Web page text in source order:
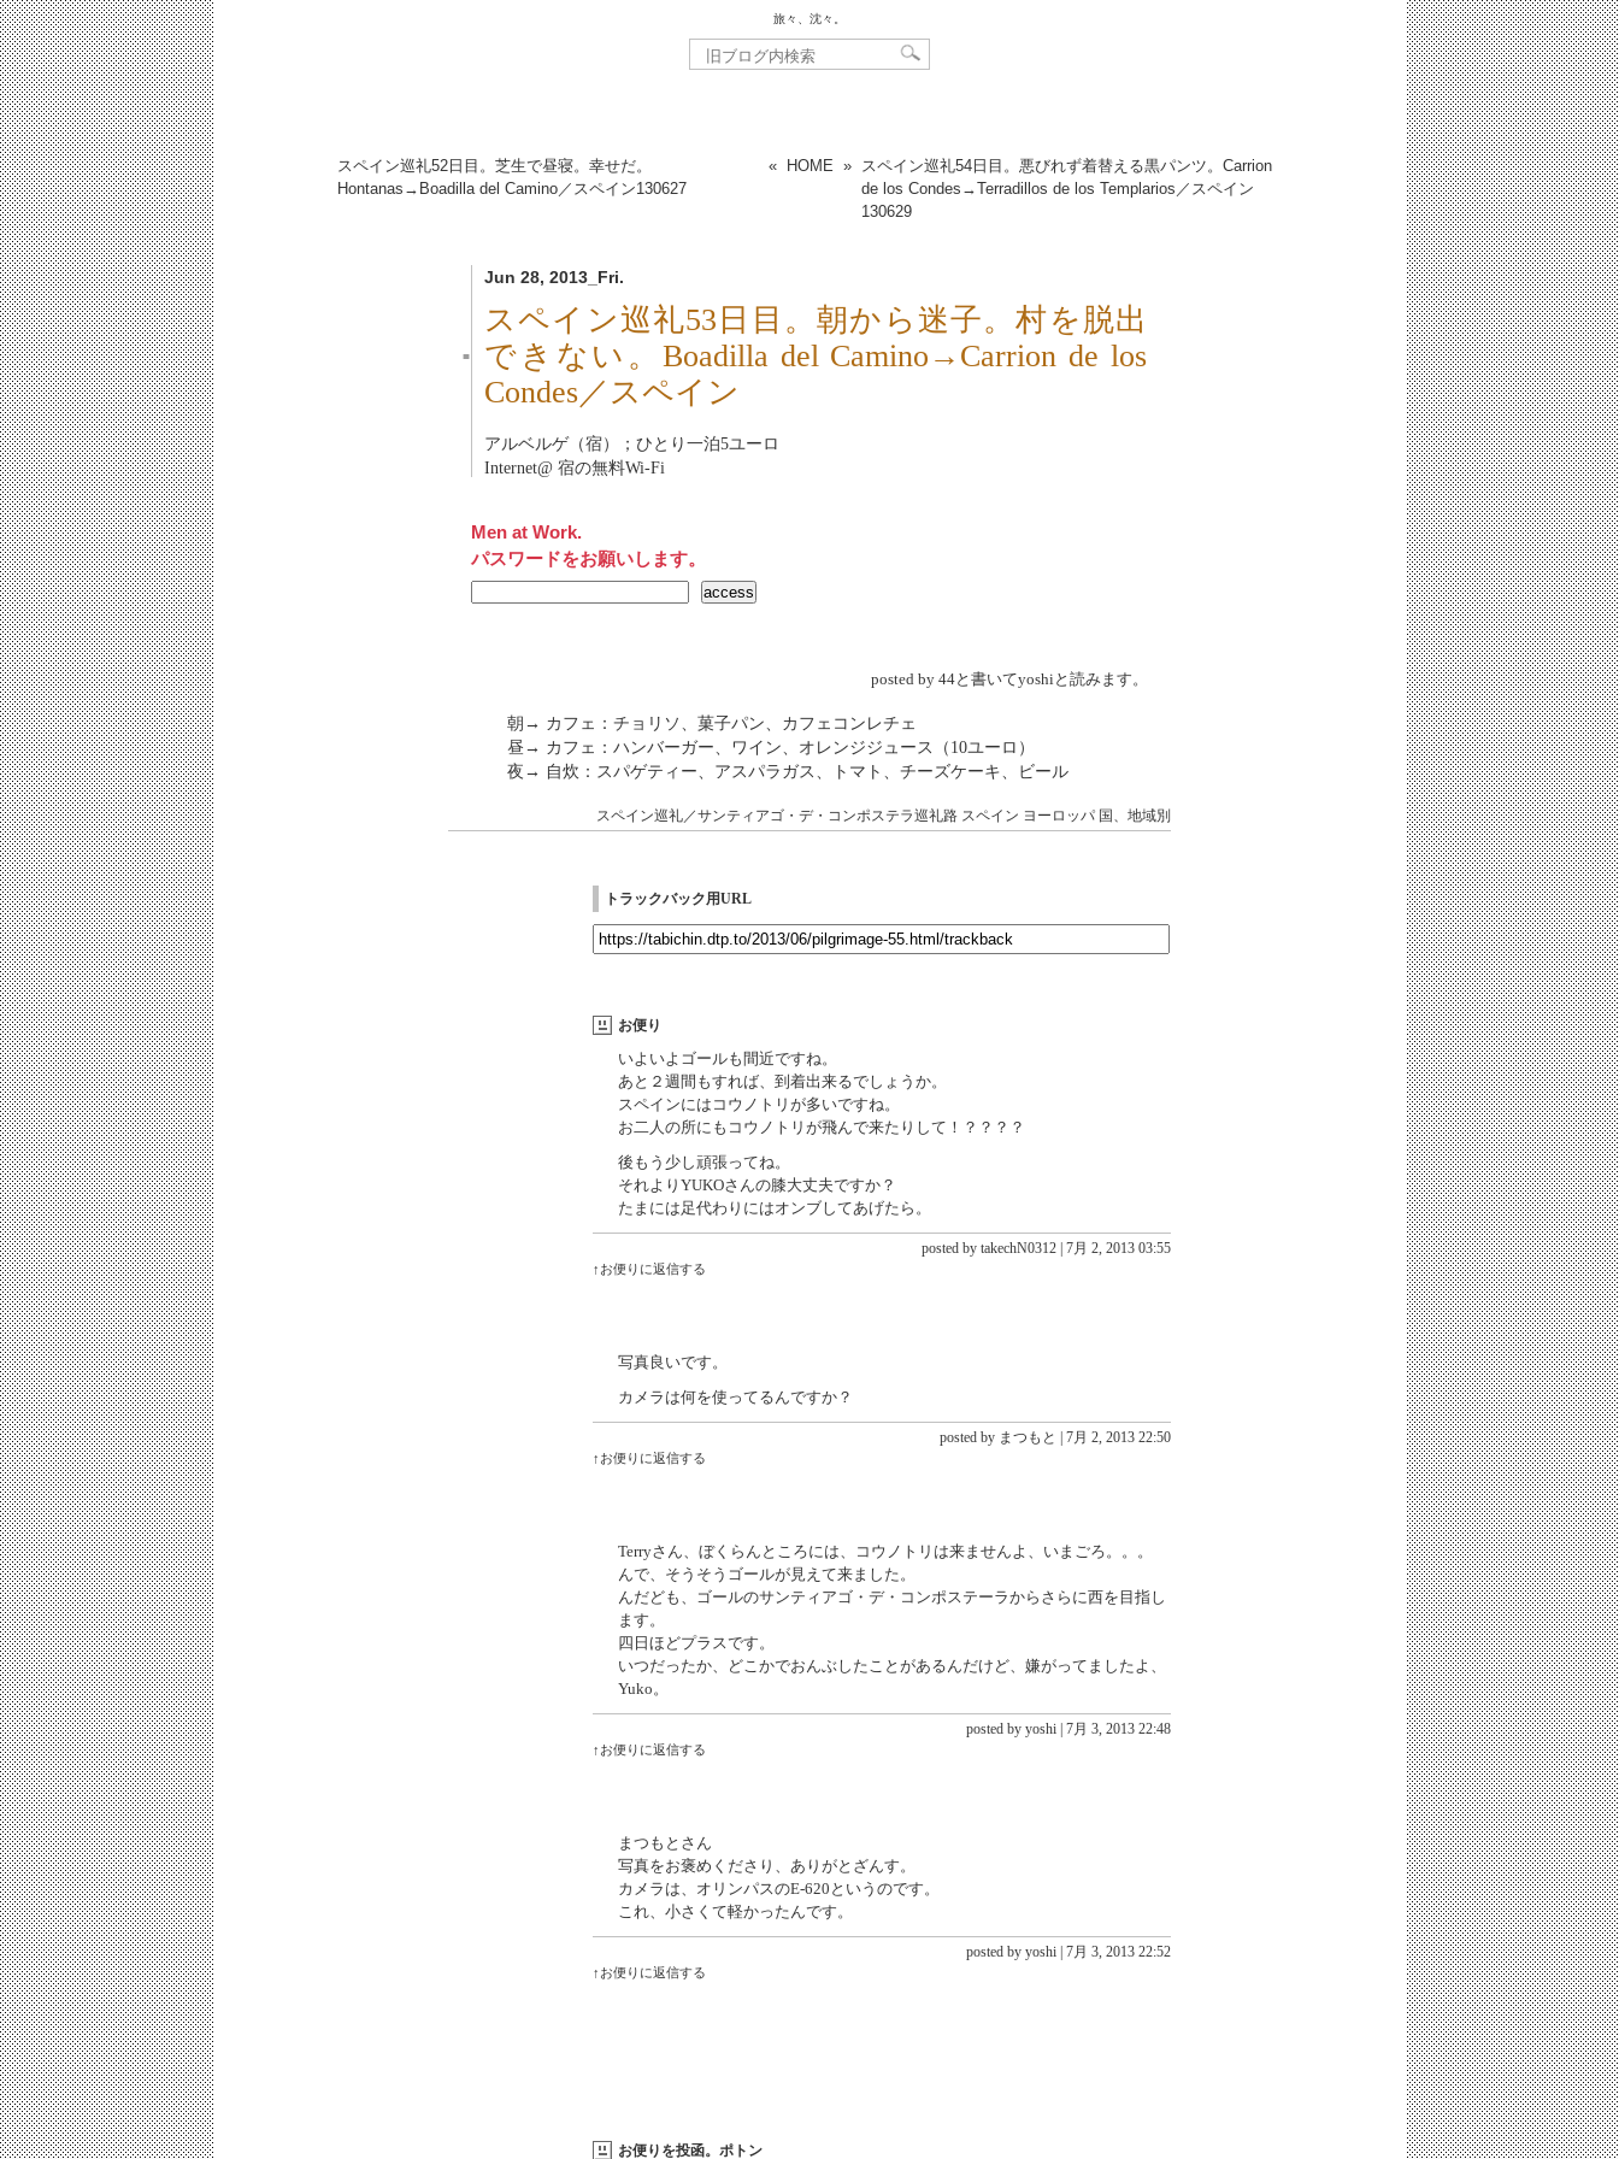
旅々、沈々。
スペイン巡礼52日目。芝生で昼寝。幸せだ。
Hontanas→Boadilla del Camino／スペイン130627
« HOME » スペイン巡礼54日目。悪びれず着替える黒パンツ。Carrion
de los Condes→Terradillos de los Templarios／スペイン
130629
Jun 28, 2013_Fri.
■
スペイン巡礼53日目。朝から迷子。村を脱出
できない。Boadilla del Camino→Carrion de los
Condes／スペイン
アルベルゲ（宿）；ひとり一泊5ユーロ
Internet@ 宿の無料Wi-Fi
Men at Work.
パスワードをお願いします。
posted by 44と書いてyoshiと読みます。
朝→ カフェ：チョリソ、菓子パン、カフェコンレチェ
昼→ カフェ：ハンバーガー、ワイン、オレンジジュース（10ユーロ）
夜→ 自炊：スパゲティー、アスパラガス、トマト、チーズケーキ、ビール
スペイン巡礼／サンティアゴ・デ・コンポステラ巡礼路 スペイン ヨーロッパ 国、地域別
トラックバック用URL
お便り
いよいよゴールも間近ですね。
あと２週間もすれば、到着出来るでしょうか。
スペインにはコウノトリが多いですね。
お二人の所にもコウノトリが飛んで来たりして！？？？？
後もう少し頑張ってね。
それよりYUKOさんの膝大丈夫ですか？
たまには足代わりにはオンブしてあげたら。
posted by takechN0312 | 7月 2, 2013 03:55
↑お便りに返信する
写真良いです。
カメラは何を使ってるんですか？
posted by まつもと | 7月 2, 2013 22:50
↑お便りに返信する
Terryさん、ぼくらんところには、コウノトリは来ませんよ、いまごろ。。。
んで、そうそうゴールが見えて来ました。
んだども、ゴールのサンティアゴ・デ・コンポステーラからさらに西を目指し
ます。
四日ほどプラスです。
いつだったか、どこかでおんぶしたことがあるんだけど、嫌がってましたよ、
Yuko。
posted by yoshi | 7月 3, 2013 22:48
↑お便りに返信する
まつもとさん
写真をお褒めくださり、ありがとざんす。
カメラは、オリンパスのE-620というのです。
これ、小さくて軽かったんです。
posted by yoshi | 7月 3, 2013 22:52
↑お便りに返信する
お便りを投函。ポトン